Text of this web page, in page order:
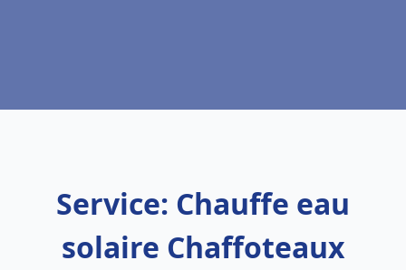
Service: Chauffe eau
solaire Chaffoteaux